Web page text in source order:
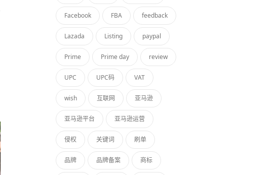
Facebook FBA feedback
Lazada Listing paypal
Prime Prime day review
UPC UPC码 VAT
wish 互联网 亚马逊
亚马逊平台 亚马逊运营
侵权 关键词 刷单
品牌 品牌备案 商标